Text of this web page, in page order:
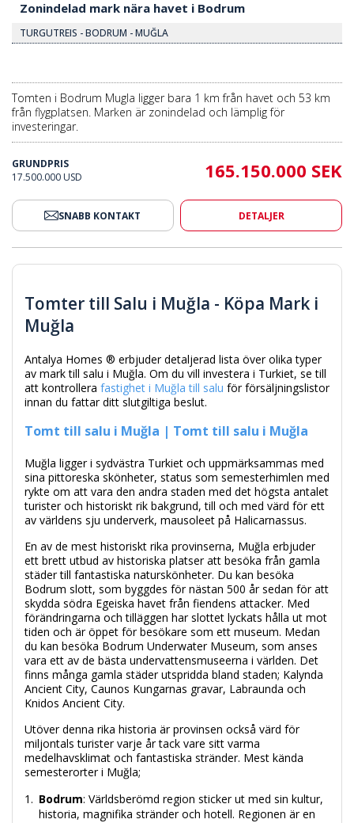
Tomter till Salu i Muğla - Köpa Mark i
Muğla
Antalya Homes ® erbjuder detaljerad lista över olika typer
av mark till salu i Muğla. Om du vill investera i Turkiet, se till
att kontrollera fastighet i Muğla till salu för försäljningslistor
innan du fattar ditt slutgiltiga beslut.
Tomt till salu i Muğla | Tomt till salu i Muğla
Muğla ligger i sydvästra Turkiet och uppmärksammas med
sina pittoreska skönheter, status som semesterhimlen med
rykte om att vara den andra staden med det högsta antalet
turister och historiskt rik bakgrund, till och med värd för ett
av världens sju underverk, mausoleet på Halicarnassus.
En av de mest historiskt rika provinserna, Muğla erbjuder
ett brett utbud av historiska platser att besöka från gamla
städer till fantastiska naturskönheter. Du kan besöka
Bodrum slott, som byggdes för nästan 500 år sedan för att
skydda södra Egeiska havet från fiendens attacker. Med
förändringarna och tilläggen har slottet lyckats hålla ut mot
tiden och är öppet för besökare som ett museum. Medan
du kan besöka Bodrum Underwater Museum, som anses
vara ett av de bästa undervattensmuseerna i världen. Det
finns många gamla städer utspridda bland staden; Kalynda
Ancient City, Caunos Kungarnas gravar, Labraunda och
Knidos Ancient City.
Utöver denna rika historia är provinsen också värd för
miljontals turister varje år tack vare sitt varma
medelhavsklimat och fantastiska stränder. Mest kända
semesterorter i Muğla;
Bodrum: Världsberömd region sticker ut med sin kultur,
historia, magnifika stränder och hotell. Regionen är en
Zonindelad mark nära havet i Bodrum
TURGUTREIS - BODRUM - MUĞLA
Tomten i Bodrum Mugla ligger bara 1 km från havet och 53 km
från flygplatsen. Marken är zonindelad och lämplig för
investeringar.
GRUNDPRIS
17.500.000 USD
165.150.000 SEK
SNABB KONTAKT DETALJER